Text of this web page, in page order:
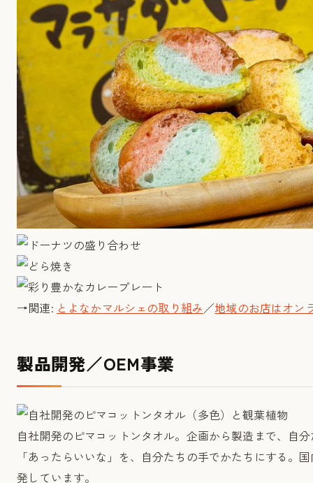
→関連: とよなかマルシェの取り組み／地域のお店はオン
製品開発／OEM事業
自社開発のピマコットンタオル。企画から製造まで、自
「あったらいいな」を、自分たちの手でかたちにする。
発しています。